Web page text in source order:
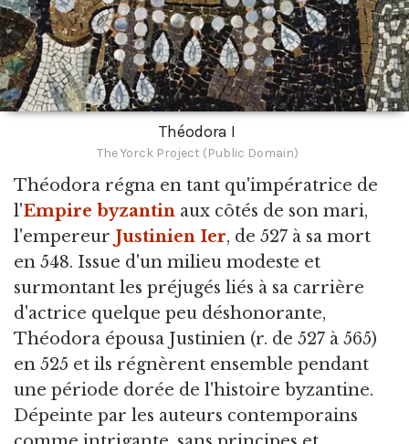
Théodora I
The Yorck Project (Public Domain)
Théodora régna en tant qu'impératrice de
l'Empire byzantin aux côtés de son mari,
l'empereur Justinien Ier, de 527 à sa mort
en 548. Issue d'un milieu modeste et
surmontant les préjugés liés à sa carrière
d'actrice quelque peu déshonorante,
Théodora épousa Justinien (r. de 527 à 565)
en 525 et ils régnèrent ensemble pendant
une période dorée de l'histoire byzantine.
Dépeinte par les auteurs contemporains